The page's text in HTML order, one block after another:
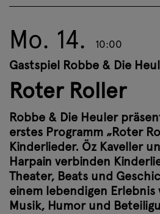
Mo. 14. 10:00
Gastspiel Robbe & Die
Roter Roller
Robbe & Die Heuler
erstes Programm „Roter
Kinderlieder. Öz Kaveller
Harpain verbinden
Theater, Beats und
einem lebendigen Erlebnis
Musik, Humor und
Freiheit auf dem
da, ich fahr auf meinen
ab!“) und schließlich vom
den
Ferien
und dem
Wiedersehn, wir sehn uns
Ferien!“
Weitere Infos
Tickets buchen